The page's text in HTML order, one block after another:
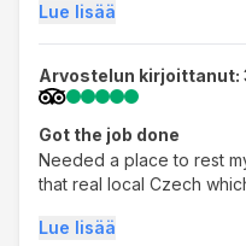
liked it, too. The staff is
Lue lisää
Arvostelun kirjoittanut:
Got the job done
Needed a place to rest
that real local Czech
Lue lisää